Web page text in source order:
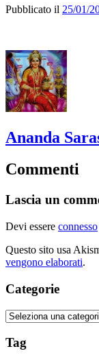
Pubblicato il 25/01/
Ananda
Commenti
Lascia un
Devi essere connesso
Questo sito usa
vengono elaborati.
Categorie
Categorie
Tag